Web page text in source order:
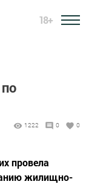
18+
1222 0 0
провела
жилищно-